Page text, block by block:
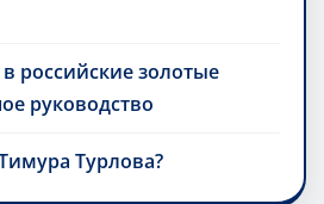
российские золотые
руководство
Турлова?